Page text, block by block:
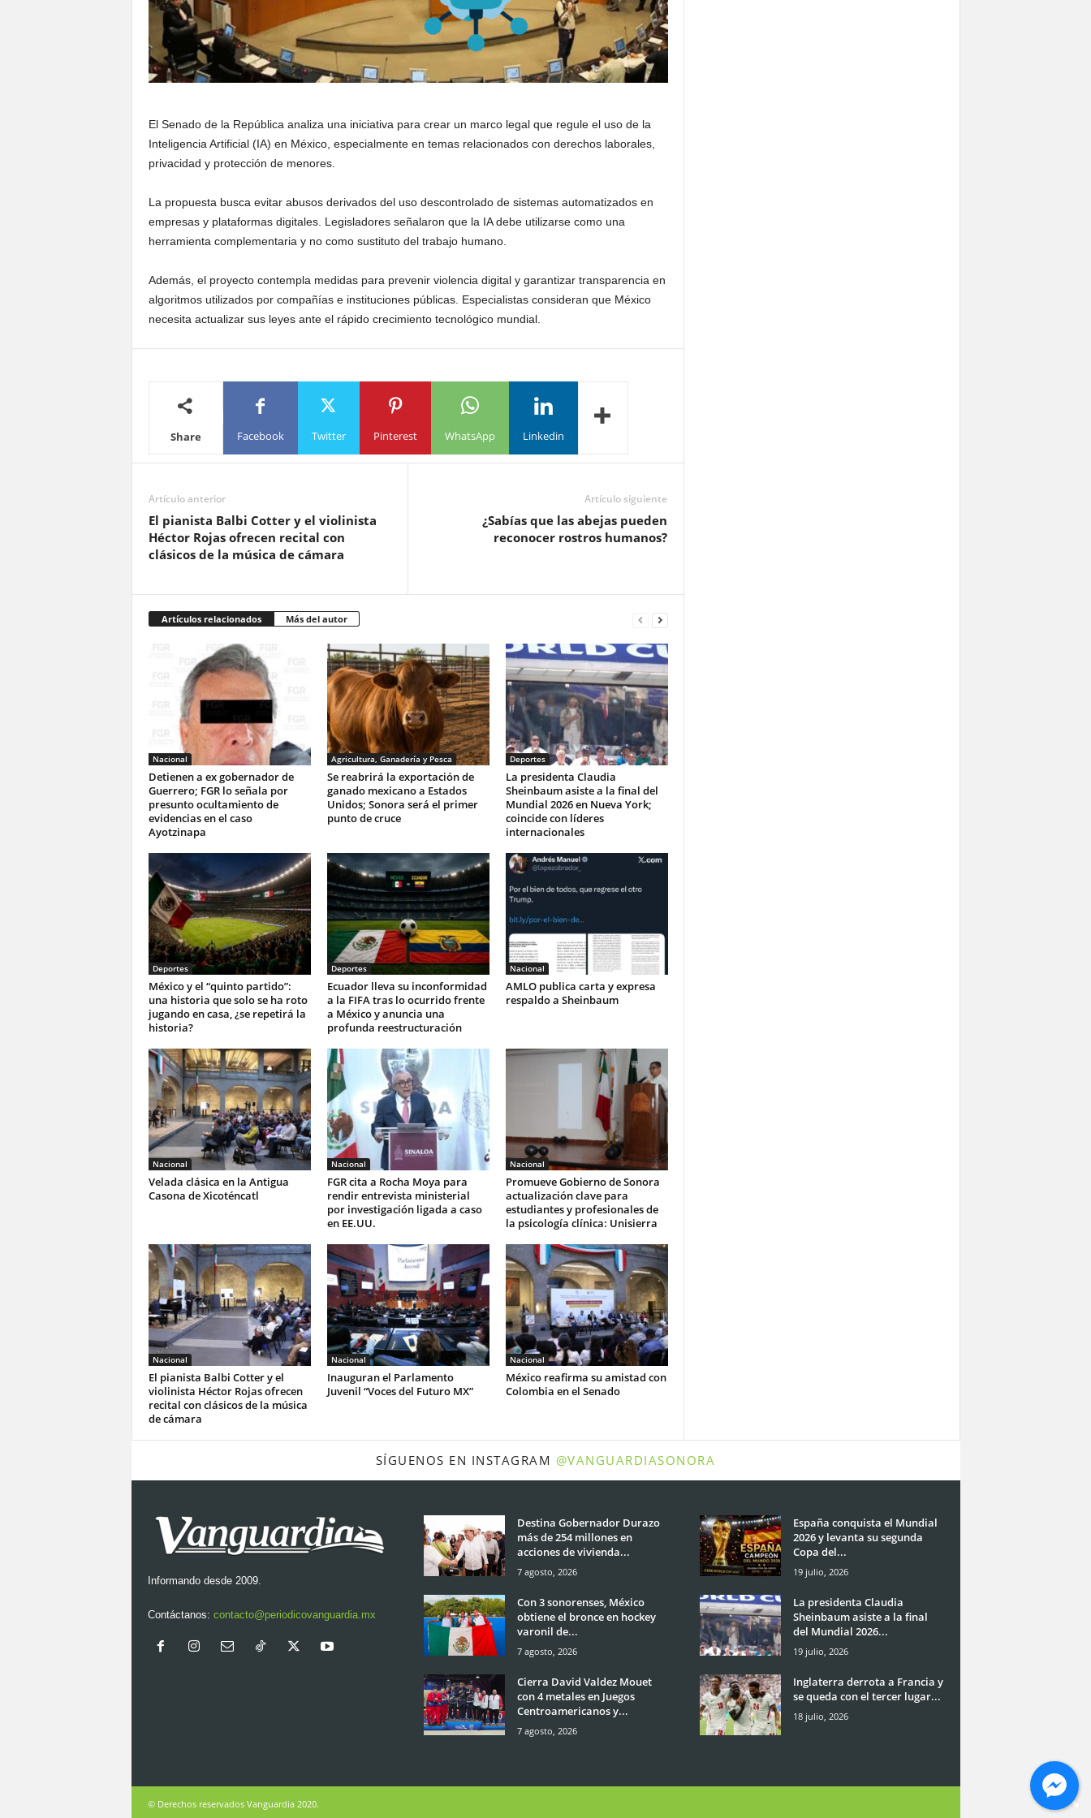
El Senado de la República analiza una iniciativa para crear un marco legal que regule el uso de la
Inteligencia Artificial (IA) en México, especialmente en temas relacionados con derechos laborales,
privacidad y protección de menores.
La propuesta busca evitar abusos derivados del uso descontrolado de sistemas automatizados en
empresas y plataformas digitales. Legisladores señalaron que la IA debe utilizarse como una
herramienta complementaria y no como sustituto del trabajo humano.
Además, el proyecto contempla medidas para prevenir violencia digital y garantizar transparencia en
algoritmos utilizados por compañías e instituciones públicas. Especialistas consideran que México
necesita actualizar sus leyes ante el rápido crecimiento tecnológico mundial.
Share Facebook Twitter Pinterest WhatsApp Linkedin
Artículo anterior
El pianista Balbi Cotter y el violinista
Héctor Rojas ofrecen recital con
clásicos de la música de cámara
Artículo siguiente
¿Sabías que las abejas pueden
reconocer rostros humanos?
Artículos relacionados Más del autor
Nacional
Detienen a ex gobernador de
Guerrero; FGR lo señala por
presunto ocultamiento de
evidencias en el caso
Ayotzinapa
Agricultura, Ganadería y Pesca
Se reabrirá la exportación de
ganado mexicano a Estados
Unidos; Sonora será el primer
punto de cruce
Deportes
La presidenta Claudia
Sheinbaum asiste a la final del
Mundial 2026 en Nueva York;
coincide con líderes
internacionales
Deportes
México y el “quinto partido”:
una historia que solo se ha roto
jugando en casa, ¿se repetirá la
historia?
Deportes
Ecuador lleva su inconformidad
a la FIFA tras lo ocurrido frente
a México y anuncia una
profunda reestructuración
Nacional
AMLO publica carta y expresa
respaldo a Sheinbaum
Nacional
Velada clásica en la Antigua
Casona de Xicoténcatl
Nacional
FGR cita a Rocha Moya para
rendir entrevista ministerial
por investigación ligada a caso
en EE.UU.
Nacional
Promueve Gobierno de Sonora
actualización clave para
estudiantes y profesionales de
la psicología clínica: Unisierra
Nacional
El pianista Balbi Cotter y el
violinista Héctor Rojas ofrecen
recital con clásicos de la música
de cámara
Nacional
Inauguran el Parlamento
Juvenil “Voces del Futuro MX”
Nacional
México reafirma su amistad con
Colombia en el Senado
SÍGUENOS EN INSTAGRAM @VANGUARDIASONORA
Informando desde 2009.
Contáctanos: contacto@periodicovanguardia.mx
Destina Gobernador Durazo
más de 254 millones en
acciones de vivienda...
7 agosto, 2026
Con 3 sonorenses, México
obtiene el bronce en hockey
varonil de...
7 agosto, 2026
Cierra David Valdez Mouet
con 4 metales en Juegos
Centroamericanos y...
7 agosto, 2026
España conquista el Mundial
2026 y levanta su segunda
Copa del...
19 julio, 2026
La presidenta Claudia
Sheinbaum asiste a la final
del Mundial 2026...
19 julio, 2026
Inglaterra derrota a Francia y
se queda con el tercer lugar...
18 julio, 2026
© Derechos reservados Vanguardia 2020.